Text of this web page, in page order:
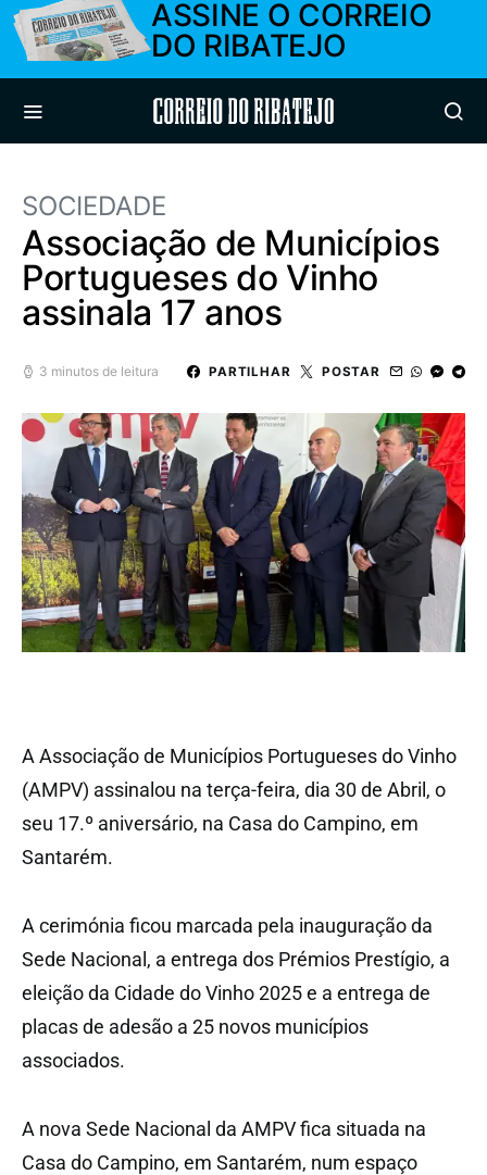
ASSINE O CORREIO
DO RIBATEJO
Correio do Ribatejo
SOCIEDADE
Associação de Municípios
Portugueses do Vinho
assinala 17 anos
3 minutos de leitura PARTILHAR POSTAR
A Associação de Municípios Portugueses do Vinho
(AMPV) assinalou na terça-feira, dia 30 de Abril, o
seu 17.º aniversário, na Casa do Campino, em
Santarém.
A cerimónia ficou marcada pela inauguração da
Sede Nacional, a entrega dos Prémios Prestígio, a
eleição da Cidade do Vinho 2025 e a entrega de
placas de adesão a 25 novos municípios
associados.
A nova Sede Nacional da AMPV fica situada na
Casa do Campino, em Santarém, num espaço